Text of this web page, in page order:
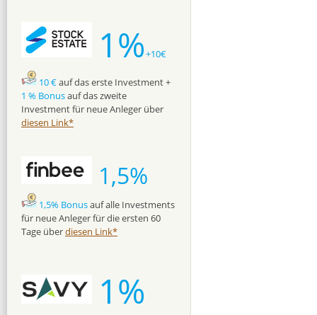
1%+10€
10 €auf das erste Investment +
1 % Bonusauf das zweite
Investment für neue Anleger über
diesen Link*
1,5%
1,5% Bonusauf alle Investments
für neue Anleger für die ersten 60
Tage überdiesen Link*
1%